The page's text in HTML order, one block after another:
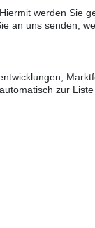
werden Sie
an uns senden,
zur